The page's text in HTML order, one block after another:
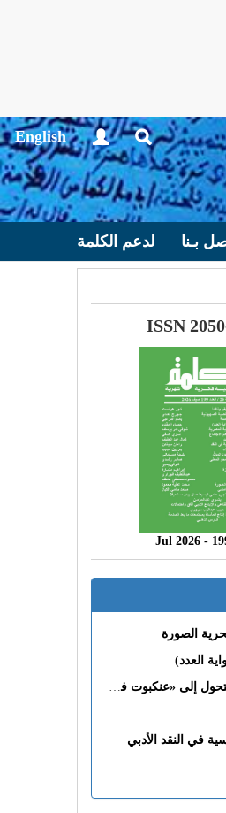
English
بـنا لدعم الكلمة
ISSN
الصورة
العدد)
عنكبوت التاريخ يتحول إلى «عنكبوت فى القلب»
في النقد الأدبي